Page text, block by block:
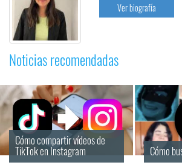
Ver biografía
Noticias recomendadas
Cómo compartir vídeos de
TikTok en Instagram Cómo